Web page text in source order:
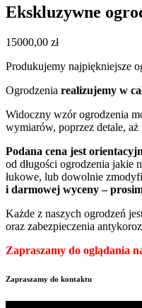
Ekskluzywne
15000,00 zł
Produkujemy najpiękniejsze
Ogrodzenia realizujemy w
Widoczny wzór ogrodzenia
wymiarów, poprzez detale,
Podana cena jest
od długości ogrodzenia jakie
łukowe, lub dowolnie
i darmowej wyceny –
Każde z naszych ogrodzeń
oraz zabezpieczenia
Zapraszamy do oglądania
Zapraszamy do kontaktu